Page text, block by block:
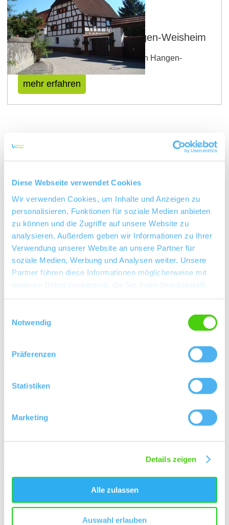
Diese Webseite verwendet Cookies
Wir verwenden Cookies, um Inhalte und Anzeigen zu
personalisieren, Funktionen für soziale Medien anbieten
zu können und die Zugriffe auf unsere Website zu
analysieren. Außerdem geben wir Informationen zu Ihrer
Verwendung unserer Website an unsere Partner für
soziale Medien, Werbung und Analysen weiter. Unsere
Partner führen diese Informationen möglicherweise mit
weiteren Daten zusammen, die Sie ihnen bereitgestellt
Notwendig
Präferenzen
Statistiken
Marketing
Details zeigen
Alle zulassen
Auswahl erlauben
Entdecken Sie diese
Sehenswürdigkeiten in Hangen-Weisheim
Erleben Sie ein Stück Geschichte in Hangen-
Weisheim!
mehr erfahren
Hier können Sie Rasten
Gastronomie und Unterkünfte in Hangen-
Weisheim
Planen Sie Ihren Aufenthalt in Hangen-Weisheim!
Winzer in Hangen-Weisheim
örtlichen Winzer ein!
mehr erfahren